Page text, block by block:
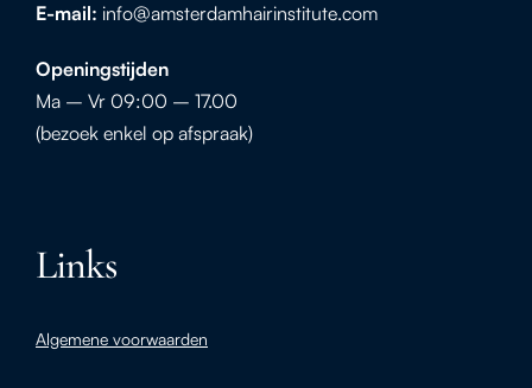
E-mail: info@amsterdamhairinstitute.com
Openingstijden
Ma – Vr 09:00 – 17.00
(bezoek enkel op afspraak)
Links
Algemene voorwaarden